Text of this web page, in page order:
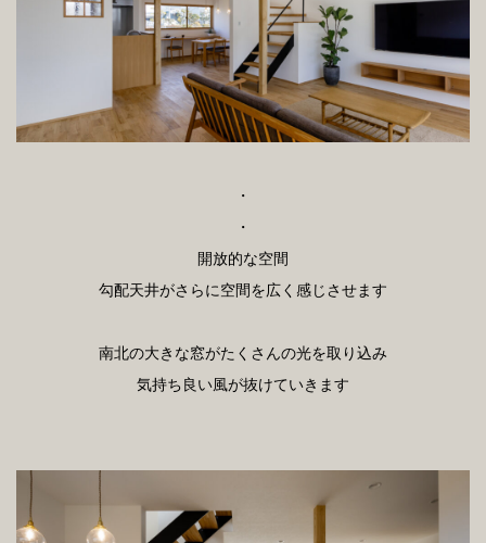
・
・
開放的な空間
勾配天井がさらに空間を広く感じさせます
南北の大きな窓がたくさんの光を取り込み
気持ち良い風が抜けていきます